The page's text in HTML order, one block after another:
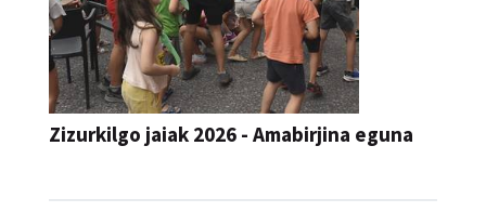
Zizurkilgo jaiak 2026 - Amabirjina eguna